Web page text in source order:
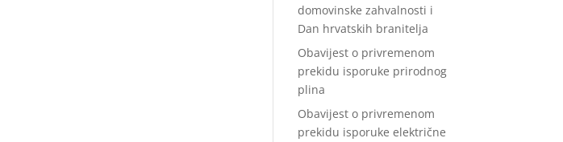
domovinske zahvalnosti i
Dan hrvatskih branitelja
Obavijest o privremenom
prekidu isporuke prirodnog
plina
Obavijest o privremenom
prekidu isporuke električne